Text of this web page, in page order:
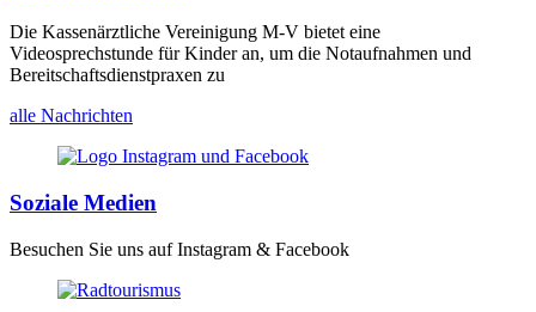
Die Kassenärztliche Vereinigung M-V bietet eine
Videosprechstunde für Kinder an, um die Notaufnahmen und
Bereitschaftsdienstpraxen zu
alle Nachrichten
Soziale Medien
Besuchen Sie uns auf Instagram & Facebook